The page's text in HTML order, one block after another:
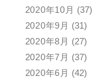
2020年10月 (37)
2020年9月 (31)
2020年8月 (27)
2020年7月 (37)
2020年6月 (42)